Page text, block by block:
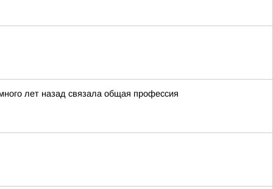
лет назад связала общая профессия